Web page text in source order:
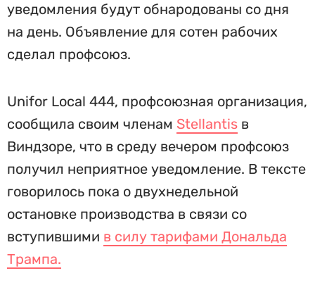
уведомления будут обнародованы со дня
на день. Объявление для сотен рабочих
сделал профсоюз.
Unifor Local 444, профсоюзная организация,
сообщила своим членам Stellantis в
Виндзоре, что в среду вечером профсоюз
получил неприятное уведомление. В тексте
говорилось пока о двухнедельной
остановке производства в связи со
вступившими в силу тарифами Дональда
Трампа.